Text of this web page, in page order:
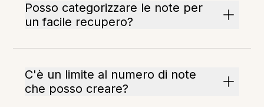
Posso categorizzare le note per
un facile recupero?
C'è un limite al numero di note
che posso creare?